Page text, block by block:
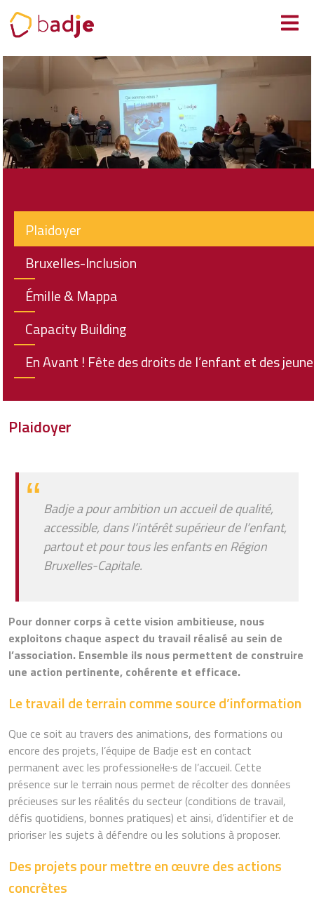
Plaidoyer
Bruxelles-Inclusion
Émille & Mappa
Capacity Building
En Avant ! Fête des droits de l’enfant et des
Plaidoyer
Badje a pour ambition un accueil de qualité,
accessible, dans l’intérêt supérieur de l’enfant,
partout et pour tous les enfants en Région
Bruxelles-Capitale.
Pour donner corps à cette vision ambitieuse, nous
exploitons chaque aspect du travail réalisé au sein de
l’association. Ensemble ils nous permettent de construire
une action pertinente, cohérente et efficace.
Le travail de terrain comme source d’information
Que ce soit au travers des animations, des formations ou
encore des projets, l’équipe de Badje est en contact
permanent avec les professionel·le·s de l’accueil. Cette
présence sur le terrain nous permet de récolter des données
précieuses sur les réalités du secteur (conditions de travail,
défis quotidiens, bonnes pratiques) et ainsi, d’identifier et de
prioriser les sujets à défendre ou les solutions à proposer.
Des projets pour mettre en œuvre des actions
concrètes